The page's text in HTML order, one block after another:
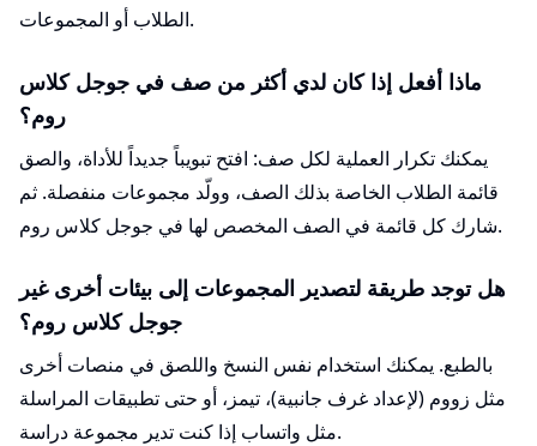
الطلاب أو المجموعات.
ماذا أفعل إذا كان لدي أكثر من صف في جوجل كلاس
روم؟
يمكنك تكرار العملية لكل صف: افتح تبويباً جديداً للأداة، والصق
قائمة الطلاب الخاصة بذلك الصف، وولّد مجموعات منفصلة. ثم
شارك كل قائمة في الصف المخصص لها في جوجل كلاس روم.
هل توجد طريقة لتصدير المجموعات إلى بيئات أخرى غير
جوجل كلاس روم؟
بالطبع. يمكنك استخدام نفس النسخ واللصق في منصات أخرى
مثل زووم (لإعداد غرف جانبية)، تيمز، أو حتى تطبيقات المراسلة
مثل واتساب إذا كنت تدير مجموعة دراسة.